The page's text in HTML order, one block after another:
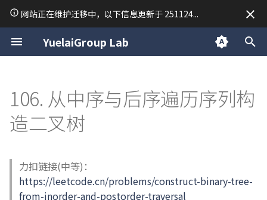
网站正在维护迁移中，以下信息更新于 251124...
YuelaiGroup Lab
正
始
化
关于悦来
Linux 简单配置一台 Ubuntu 开
后端开发
Python Python 笔记 | print 函数
C 语言期末考试常用函数
Cpp
基本问题
C++ 笔记 | 第4课 操作符
Writing Markdown
泰勒级数
Materials Science
VASP 简明教程
第一个和最后一个位置
35. 搜索插入位置
367. 有效的完全平方数
18. 四数之和
283. 移动零
59. 螺旋矩阵 II
项的下标
151.反转字符串中的单词
点
142. 环形链表 II
347. 前 K 个高频元素
209. 长度最小的子数组
37. 解数独
47. 全排列 II
53. 最大子数组和
134. 加油站
70. 爬楼梯
96. 不同的二叉搜索树
84. 柱状图中最大的矩形
739. 每日温度
RedisMQ Day 2
2024
分类 技术
106. 从中序与后序遍历序列构
造二叉树
力扣链接(中等)：
https://leetcode.cn/problems/construct-binary-tree-
from-inorder-and-postorder-traversal